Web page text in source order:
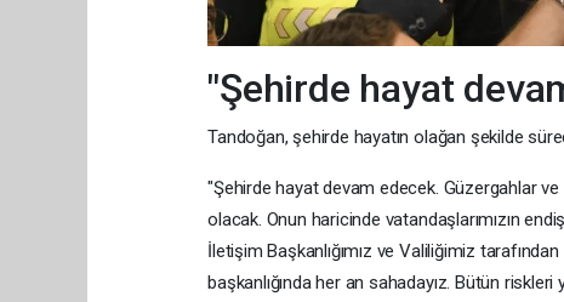
"Şehirde hayat
Tandoğan, şehirde hayatın olağan şekilde
"Şehirde hayat devam edecek. Güzergahlar
olacak. Onun haricinde vatandaşlarımızın
İletişim Başkanlığımız ve Valiliğimiz
başkanlığında her an sahadayız. Bütün riskleri